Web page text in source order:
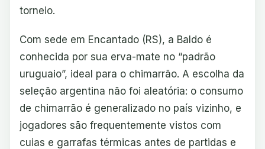
torneio.
Com sede em Encantado (RS), a Baldo é
conhecida por sua erva-mate no “padrão
uruguaio”, ideal para o chimarrão. A escolha da
seleção argentina não foi aleatória: o consumo
de chimarrão é generalizado no país vizinho, e
jogadores são frequentemente vistos com
cuias e garrafas térmicas antes de partidas e